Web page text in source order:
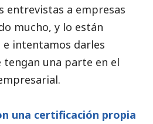
entrevistas a empresas
mucho, y lo están
e intentamos darles
una parte en el
una certificación propia